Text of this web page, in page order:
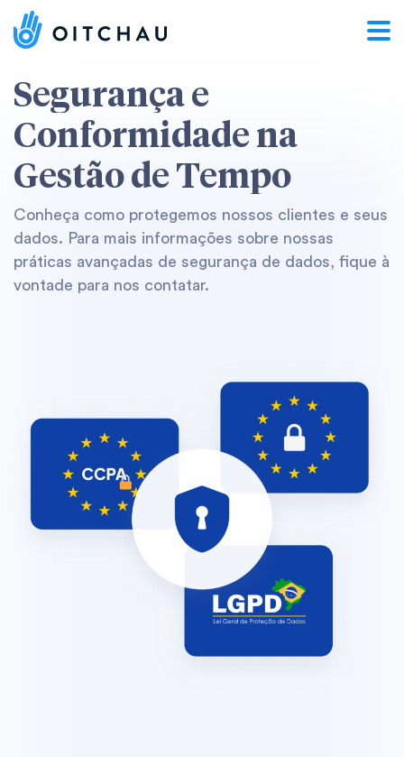
Segurançae
Conformidadena
GestãodeTempo
Conheça como protegemos nossos clientes e seus
dados. Para mais informações sobre nossas
práticas avançadas de segurança de dados, fique à
vontade para nos contatar.